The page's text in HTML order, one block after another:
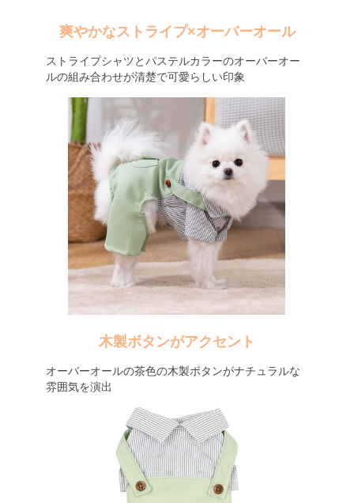
爽やかなストライプ×オーバーオール
ストライプシャツとパステルカラーのオーバーオー
ルの組み合わせが清楚で可愛らしい印象
木製ボタンがアクセント
オーバーオールの茶色の木製ボタンがナチュラルな
雰囲気を演出